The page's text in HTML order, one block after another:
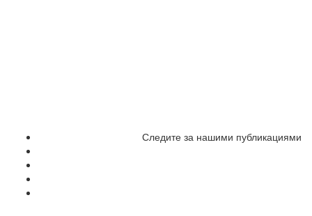
Следите за нашими публикациями